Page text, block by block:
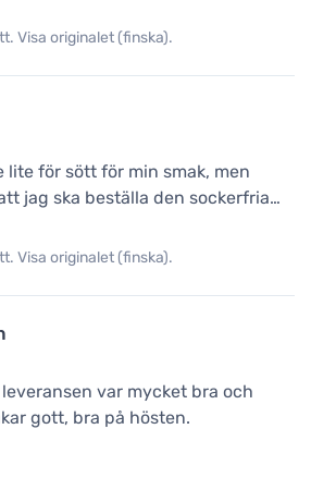
Visa originalet (finska).
lite för sött för min smak, men
jag ska beställa den sockerfria…
Visa originalet (finska).
var mycket bra och
gott, bra på hösten.